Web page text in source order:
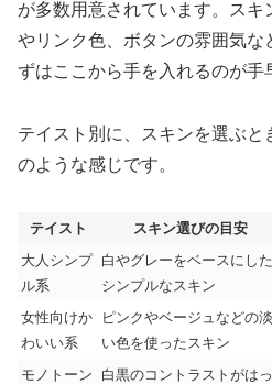
が多数用意されています。ス
やリンク色、ボタンの雰囲気な
ずはここから手を入れるのが手
テイスト別に、スキンを選ぶ
のような感じです。
テイスト スキン選びの目安
大人シンプ
ル系
白やグレーをベースにした
シンプルなスキン
女性向けか
わいい系
ピンクやベージュなどの淡
い色を使ったスキン
モノトーン
白黒のコントラストがはっ